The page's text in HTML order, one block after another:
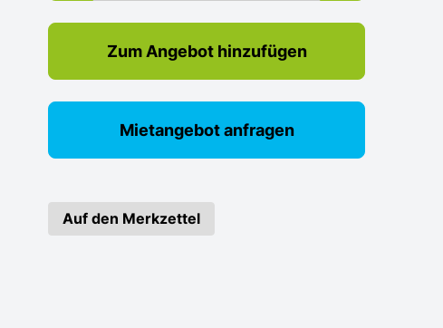
Zum Angebot hinzufügen
Mietangebot anfragen
Auf den Merkzettel